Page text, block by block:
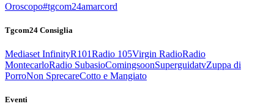
Oroscopo#tgcom24amarcord
Tgcom24 Consiglia
Mediaset InfinityR101Radio 105Virgin RadioRadio
MontecarloRadio SubasioComingsoonSuperguidatvZuppa di
PorroNon SprecareCotto e Mangiato
Eventi